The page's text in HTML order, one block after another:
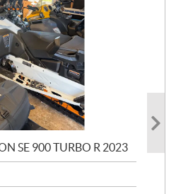
SE 900 TURBO R 2023